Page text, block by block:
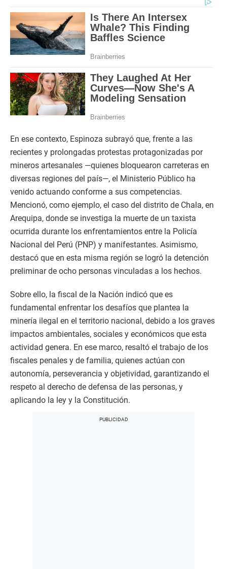
En ese contexto, Espinoza subrayó que, frente a las
recientes y prolongadas protestas protagonizadas por
mineros artesanales —quienes bloquearon carreteras en
diversas regiones del país—, el Ministerio Público ha
venido actuando conforme a sus competencias.
Mencionó, como ejemplo, el caso del distrito de Chala, en
Arequipa, donde se investiga la muerte de un taxista
ocurrida durante los enfrentamientos entre la Policía
Nacional del Perú (PNP) y manifestantes. Asimismo,
destacó que en esta misma región se logró la detención
preliminar de ocho personas vinculadas a los hechos.
Sobre ello, la fiscal de la Nación indicó que es
fundamental enfrentar los desafíos que plantea la
minería ilegal en el territorio nacional, debido a los graves
impactos ambientales, sociales y económicos que esta
actividad genera. En ese marco, resaltó el trabajo de los
fiscales penales y de familia, quienes actúan con
autonomía, perseverancia y objetividad, garantizando el
respeto al derecho de defensa de las personas, y
aplicando la ley y la Constitución.